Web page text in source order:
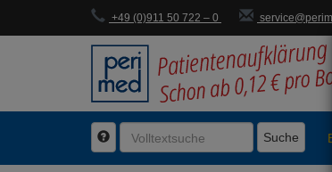
+49 (0)911 50 722 – 0
Suche